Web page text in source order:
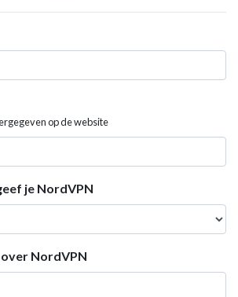
op de website
je NordVPN
NordVPN